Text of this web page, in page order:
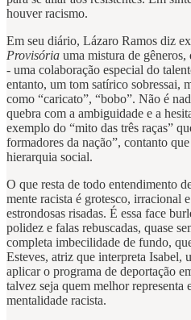
houver racismo.
Em seu diário, Lázaro Ramos diz
Provisória uma mistura de gêneros,
- uma colaboração especial do
entanto, um tom satírico sobressai,
como “caricato”, “bobo”. Não é
quebra com a ambiguidade e a
exemplo do “mito das três raças”
formadores da nação”, contanto
hierarquia social.
O que resta de todo entendimento
mente racista é grotesco, irracional
estrondosas risadas. É essa face
polidez e falas rebuscadas, quase
completa imbecilidade de fundo,
Esteves, atriz que interpreta Isabel,
aplicar o programa de deportação
talvez seja quem melhor representa
mentalidade racista.